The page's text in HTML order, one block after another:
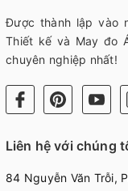
Được thành lập vào
Thiết kế và May đo
chuyên nghiệp nhất!
Liên hệ với chúng
84 Nguyễn Văn Trỗi,